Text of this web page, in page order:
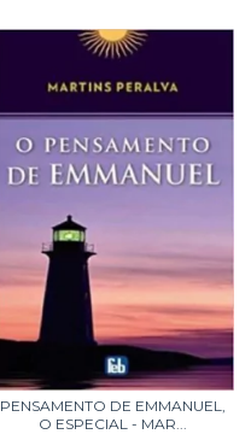
PENSAMENTO DE EMMANUEL,
O ESPECIAL - MAR...